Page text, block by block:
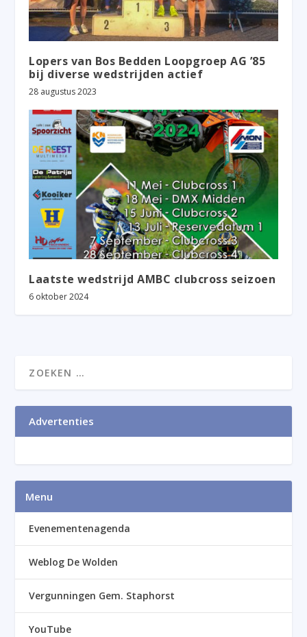
Lopers van Bos Bedden Loopgroep AG ’85
bij diverse wedstrijden actief
28 augustus 2023
Laatste wedstrijd AMBC clubcross seizoen
6 oktober 2024
Advertenties
Menu
Evenementenagenda
Weblog De Wolden
Vergunningen Gem. Staphorst
YouTube